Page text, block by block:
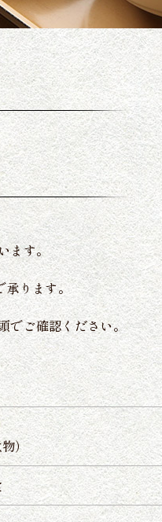
ます。
承ります。
でご確認ください。
）